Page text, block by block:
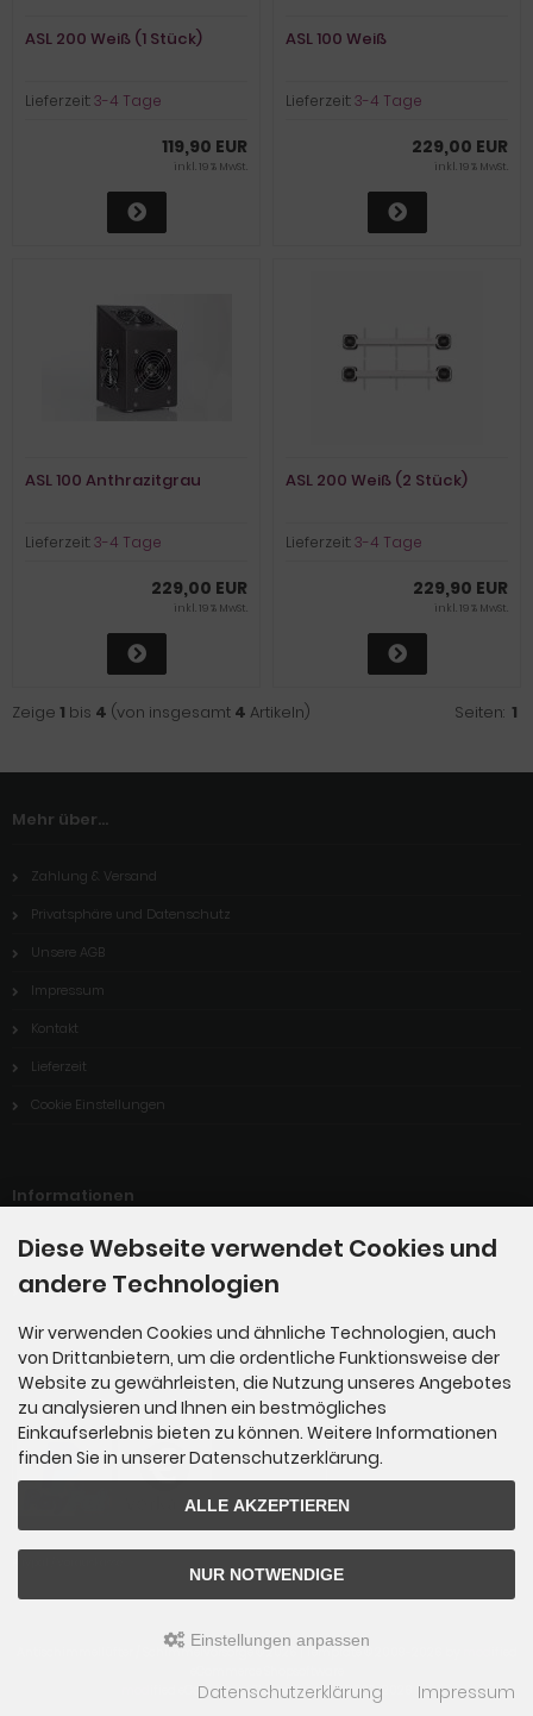
ASL 200 Weiß (1 Stück)
Lieferzeit:3-4 Tage
119,90 EUR
inkl. 19 % MwSt.
ASL 100 Weiß
Lieferzeit:3-4 Tage
229,00 EUR
inkl. 19 % MwSt.
ASL 100 Anthrazitgrau
Lieferzeit:3-4 Tage
229,00 EUR
inkl. 19 % MwSt.
ASL 200 Weiß (2 Stück)
Lieferzeit:3-4 Tage
229,90 EUR
inkl. 19 % MwSt.
Zeige 1 bis 4 (von insgesamt 4 Artikeln) Seiten: 1
Mehr über...
Zahlung & Versand
Privatsphäre und Datenschutz
Unsere AGB
Impressum
Kontakt
Lieferzeit
Cookie Einstellungen
Informationen
Sitemap
Widerrufsrecht / Widerufsformular
Zahlungsmethoden
Antischimmellüfter / Schimmelvorsorge © 2026 | Template © 2009-2026 by
ified eCommerce Shopsoftware © 2009-2026
Diese Webseite verwendet Cookies und
andere Technologien
Wir verwenden Cookies und ähnliche Technologien, auch
von Drittanbietern, um die ordentliche Funktionsweise der
Website zu gewährleisten, die Nutzung unseres Angebotes
zu analysieren und Ihnen ein bestmögliches
Einkaufserlebnis bieten zu können. Weitere Informationen
finden Sie in unserer Datenschutzerklärung.
ALLE AKZEPTIEREN
NUR NOTWENDIGE
Einstellungen anpassen
Datenschutzerklärung Impressum